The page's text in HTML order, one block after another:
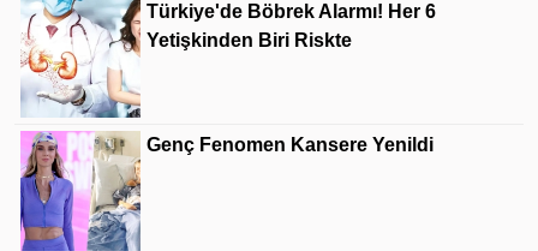
Türkiye'de Böbrek Alarmı! Her 6
Yetişkinden Biri Riskte
Genç Fenomen Kansere Yenildi